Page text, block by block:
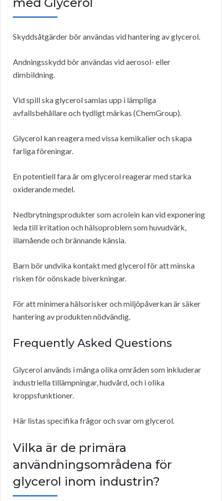
Skyddsåtgärder bör användas vid hantering av glycerol.
Andningsskydd bör användas vid aerosol- eller
dimbildning.
Vid spill ska glycerol samlas upp i lämpliga
avfallsbehållare och tydligt märkas (ChemGroup).
Glycerol kan reagera med vissa kemikalier och skapa
farliga föreningar.
En potentiell fara är om glycerol reagerar med starka
oxiderande medel.
Nedbrytningsprodukter som acrolein kan vid exponering
leda till irritation och hälsoproblem som huvudvärk,
illamående och brännande känsla.
Barn bör undvika kontakt med glycerol för att minska
risken för oönskade biverkningar.
För att minimera hälsorisker och miljöpåverkan är säker
hantering av produkten nödvändig.
Frequently Asked Questions
Glycerol används i många olika områden som inkluderar
industriella tillämpningar, hudvård, och i olika
kroppsfunktioner.
Här listas specifika frågor och svar om glycerol.
Vilka är de primära
användningsområdena för
glycerol inom industrin?